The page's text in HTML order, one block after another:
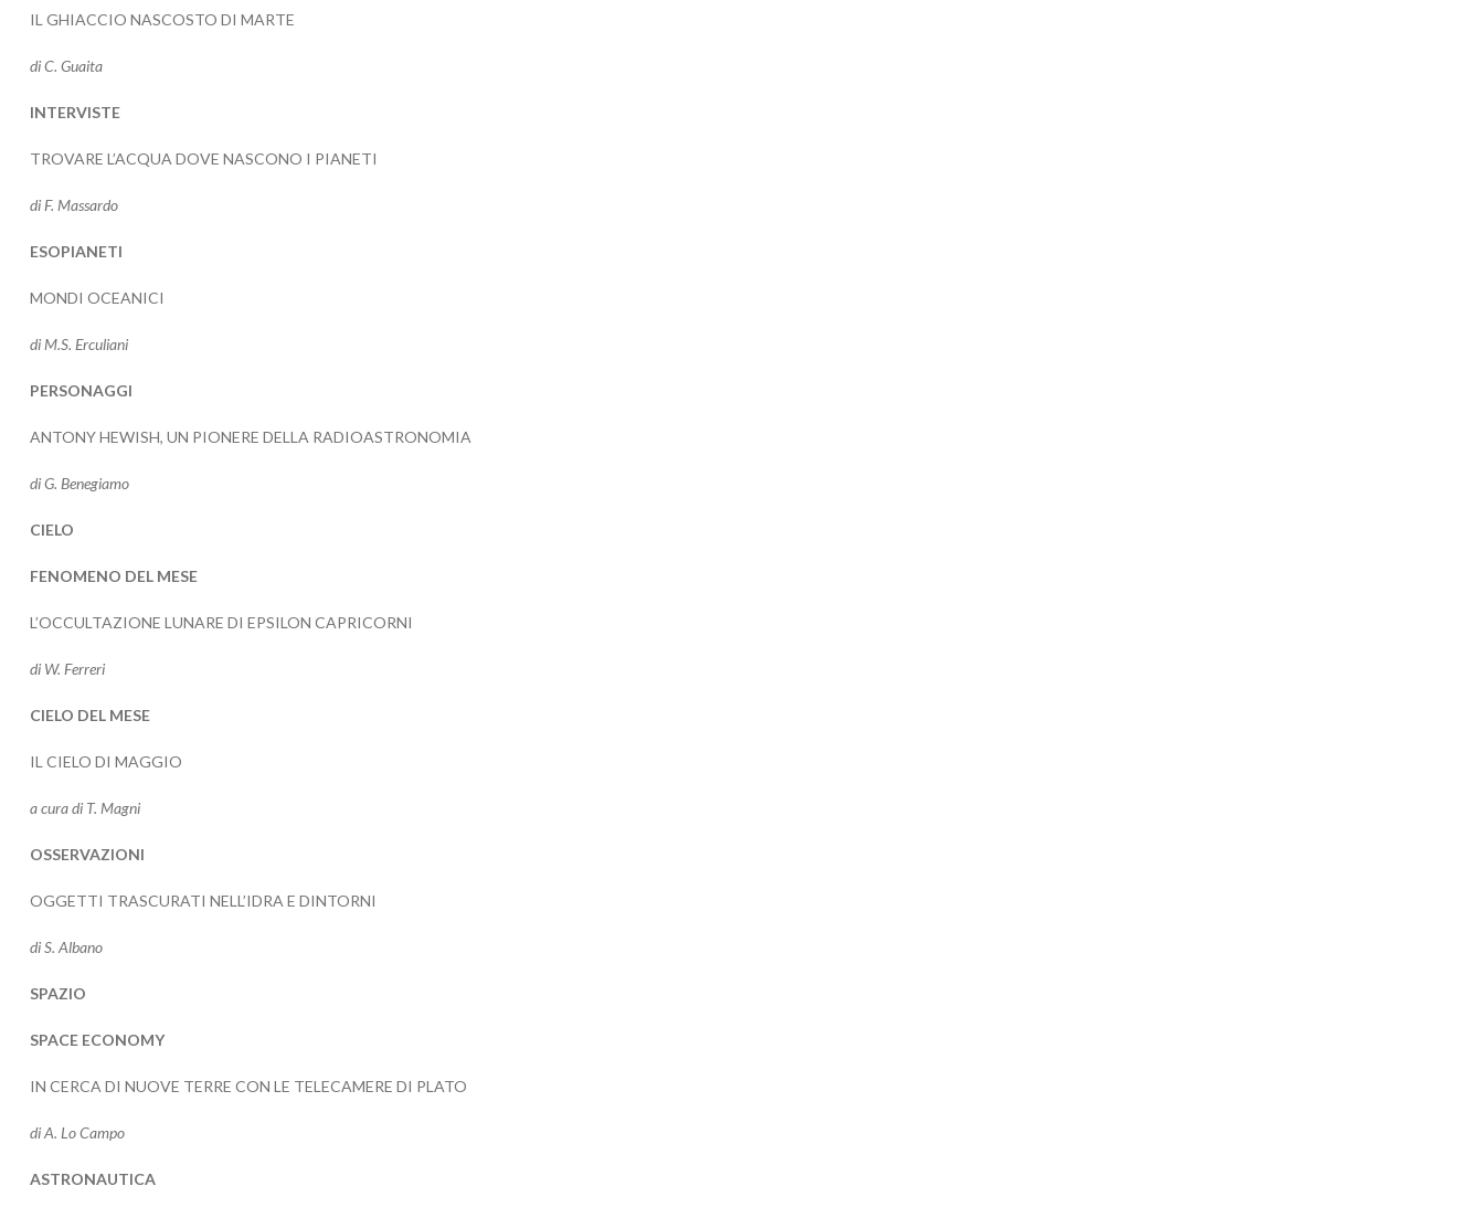
IL GHIACCIO NASCOSTO DI MARTE
di C. Guaita
INTERVISTE
TROVARE L’ACQUA DOVE NASCONO I PIANETI
di F. Massardo
ESOPIANETI
MONDI OCEANICI
di M.S. Erculiani
PERSONAGGI
ANTONY HEWISH, UN PIONERE DELLA RADIOASTRONOMIA
di G. Benegiamo
CIELO
FENOMENO DEL MESE
L’OCCULTAZIONE LUNARE DI EPSILON CAPRICORNI
di W. Ferreri
CIELO DEL MESE
IL CIELO DI MAGGIO
a cura di T. Magni
OSSERVAZIONI
OGGETTI TRASCURATI NELL’IDRA E DINTORNI
di S. Albano
SPAZIO
SPACE ECONOMY
IN CERCA DI NUOVE TERRE CON LE TELECAMERE DI PLATO
di A. Lo Campo
ASTRONAUTICA